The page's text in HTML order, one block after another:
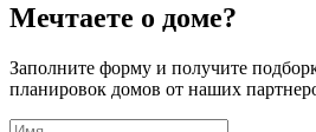
Мечтаете о доме?
Заполните форму и получите
планировок домов от наших